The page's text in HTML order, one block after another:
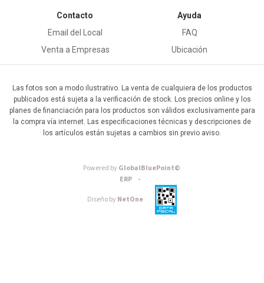
Contacto
Email del Local
Venta a Empresas
Ayuda
FAQ
Ubicación
Las fotos son a modo ilustrativo. La venta de cualquiera de los productos
publicados está sujeta a la verificación de stock. Los precios online y los
planes de financiación para los productos son válidos exclusivamente para
la compra vía internet. Las especificaciones técnicas y descripciones de
los artículos están sujetas a cambios sin previo aviso.
Powered byGlobalBluePoint©
ERP -
Diseño byNetOne